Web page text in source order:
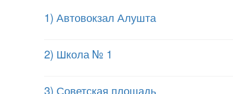
1) Автовокзал Алушта
2) Школа № 1
3) Советская площадь